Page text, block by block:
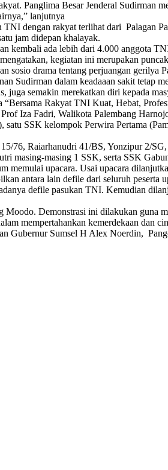
Panglima Besar Jenderal Sudirman
lanjutnya
dengan rakyat terlihat dari Palagan
jam didepan khalayak.
kembali ada lebih dari 4.000 anggota
kegiatan ini merupakan
drama tentang perjuangan gerilya
Sudirman dalam keadaaan sakit tetap
juga semakin merekatkan diri kepada
Rakyat TNI Kuat, Hebat,
Iza Fadri, Walikota Palembang
SSK kelompok Perwira Pertama
76, Raiarhanudri 41/BS, Yonzipur 2/
masing-masing 1 SSK, serta SSK
memulai upacara. Usai upacara
antara lain defile dari seluruh
defile pasukan TNI. Kemudian
Demonstrasi ini dilakukan guna
mempertahankan kemerdekaan dan
Gubernur Sumsel H Alex Noerdin,